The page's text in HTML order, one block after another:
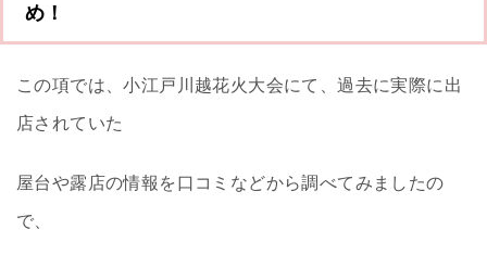
め！
この項では、小江戸川越花火大会にて、過去に実際に出
店されていた
屋台や露店の情報を口コミなどから調べてみましたの
で、